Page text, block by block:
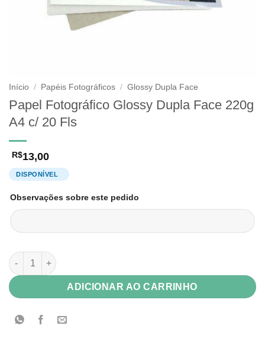
Início / Papéis Fotográficos / Glossy Dupla Face
Papel Fotográfico Glossy Dupla Face 220g
A4 c/ 20 Fls
R$13,00
Observações sobre este pedido
Papel Fotográfico Glossy Dupla Face 220g A4 c/ 20 Fls
ADICIONAR AO CARRINHO